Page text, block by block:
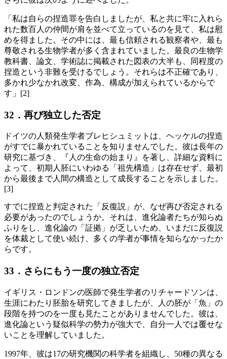
「私は自らの捏造罪を告白しましたが、私と共に牢に入れら
れた数百人の仲間が肩を並べて立っているのを見て、私は慰
めを得ました。その中には、最も信頼される観察者や、最も
尊敬される生物学者が多く含まれていました。最良の生物学
教科書、論文、学術誌に掲載された図表の大半も、同程度の
捏造という非難を受けるでしょう。それらは不正確であり、
多かれ少なかれ改変、作為、構成が加えられているからで
す」[2]
32．再び独立した否定
ドイツの人類発生学者ブレヒシュミットは、ヘッケルの捏造
がすでに暴かれていることを知りませんでした。彼は長年の
研究に基づき、『人の生命の始まり』を著し、詳細な資料に
よって、初期人胚にいわゆる「祖先構造」は存在せず、最初
から最後まで人間の構造として成長することを示しました。
[3]
すでに捏造と判定された「反復説」が、なぜ再び否定される
必要があったのでしょうか。それは、進化論者たちが知らぬ
ふりをし、進化論の「証拠」が乏しいため、いまだに反復説
を体裁として使い続け、多くの学者が事情を知らなかったか
らです。
33．さらにもう一度の独立否定
イギリス・ロンドンの医師で発生学者のリチャードソンは、
生涯にわたり胚胎を研究してきましたが、人の胚が「魚」の
段階を持つのを一度も見たことがありませんでした。彼は、
進化論という疑似科学の勢力が強大で、自分一人では覆せな
いことを理解していました。
1997年、彼は17の研究機関の科学者を組織し、50種の異なる